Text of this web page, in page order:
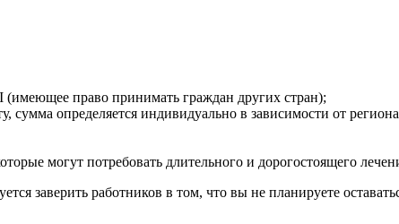
(имеющее право принимать граждан других стран);
определяется индивидуально в зависимости от
могут потребовать длительного и дорогостоящего
заверить работников в том, что вы не планируете